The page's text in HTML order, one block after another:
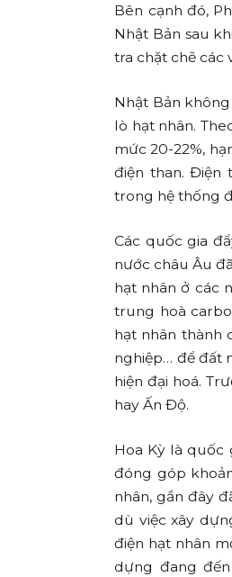
Bên cạnh đó,
Nhật Bản sau
tra chặt chẽ các
Nhật Bản
lò hạt nhân.
mức 20-22%,
điện than. Điện
trong hệ thống
Các quốc gia
nước châu Âu
hạt nhân ở các
trung hoà
hạt nhân thành
nghiệp… để đất
hiện đại hoá.
hay Ấn Độ.
Hoa Kỳ là quốc
đóng góp
nhân, gần đây
dù việc xây
điện hạt nhân
dựng đang